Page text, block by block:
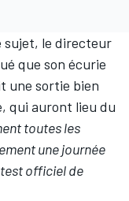
sujet, le directeur
que son écurie
une sortie bien
qui auront lieu du
toutes les
une journée
officiel de